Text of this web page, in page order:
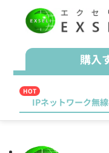
購入
HOT
IPネットワーク無